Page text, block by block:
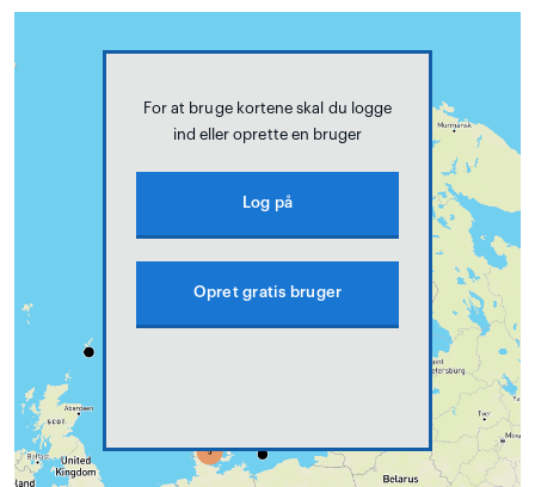
For at bruge kortene skal du logge
ind eller oprette en bruger
Log på
Opret gratis bruger